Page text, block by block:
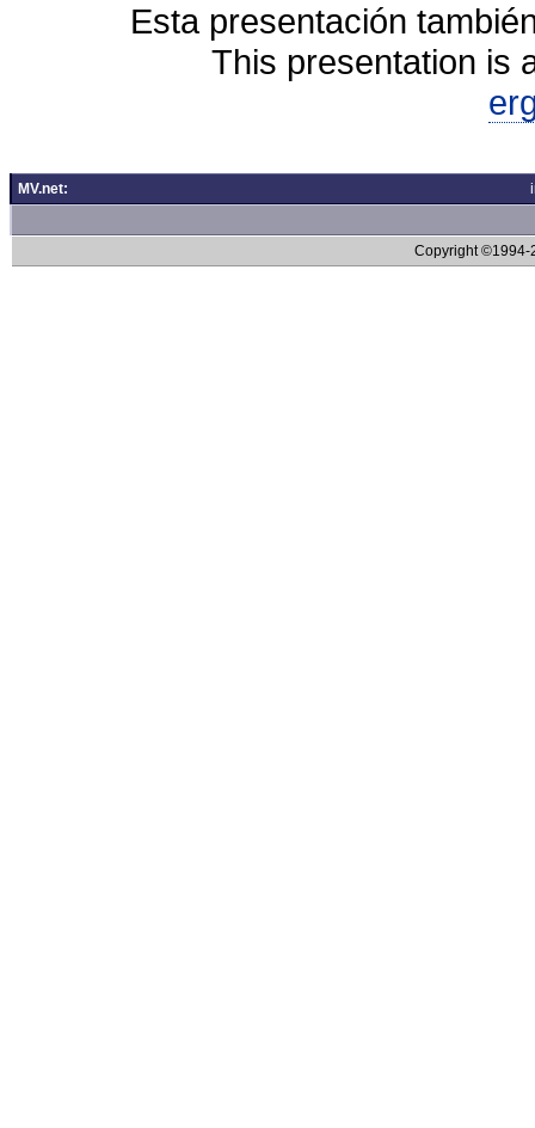
Esta presentación
This presentation is
MV.net:
Copyright ©1994-